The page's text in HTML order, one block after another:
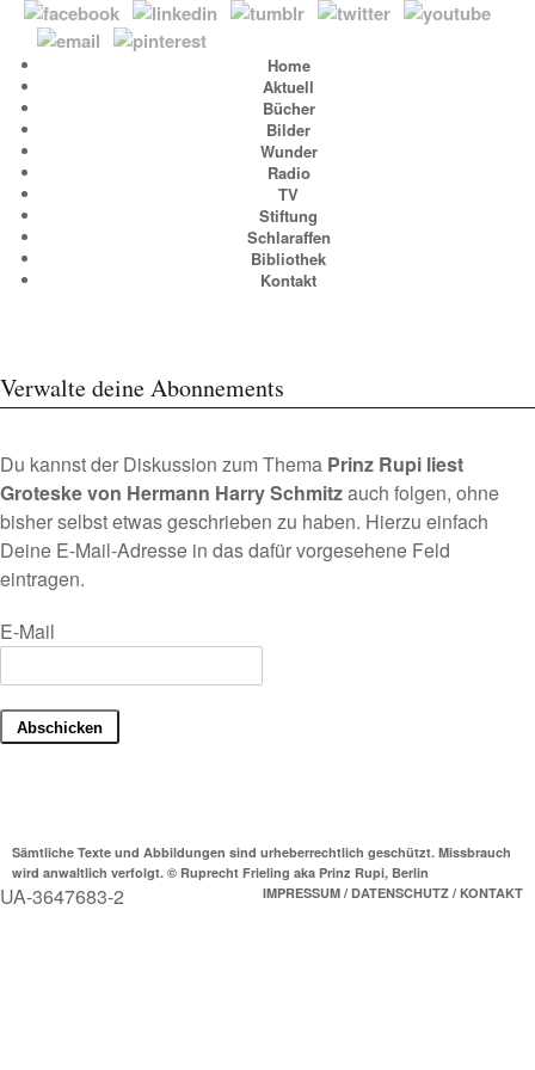
Home
Aktuell
Bücher
Bilder
Wunder
Radio
TV
Stiftung
Schlaraffen
Bibliothek
Kontakt
Verwalte deine Abonnements
Du kannst der Diskussion zum Thema Prinz Rupi liest
Groteske von Hermann Harry Schmitzauch folgen, ohne
bisher selbst etwas geschrieben zu haben. Hierzu einfach
Deine E-Mail-Adresse in das dafür vorgesehene Feld
eintragen.
E-Mail
Sämtliche Texte und Abbildungen sind urheberrechtlich geschützt. Missbrauch
wird anwaltlich verfolgt. © Ruprecht Frieling aka Prinz Rupi, Berlin
IMPRESSUM / DATENSCHUTZ / KONTAKT
UA-3647683-2